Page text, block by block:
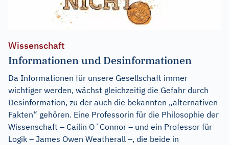
Wissenschaft
Informationen und Desinformationen
Da Informationen für unsere Gesellschaft immer
wichtiger werden, wächst gleichzeitig die Gefahr durch
Desinformation, zu der auch die bekannten „alternativen
Fakten“ gehören. Eine Professorin für die Philosophie der
Wissenschaft – Cailin O´Connor – und ein Professor für
Logik – James Owen Weatherall –, die beide in